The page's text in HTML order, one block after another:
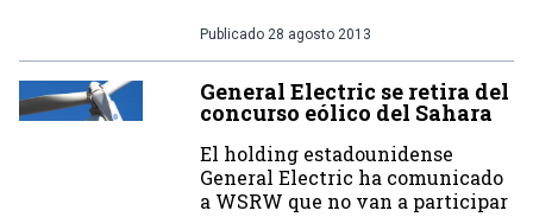
Publicado 28 agosto 2013
General Electric se retira del
concurso eólico del Sahara
El holding estadounidense
General Electric ha comunicado
a WSRW que no van a participar